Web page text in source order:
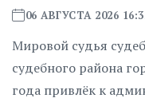
06 АВГУСТА 2026
Мировой судья
судебного района
года привлёк к